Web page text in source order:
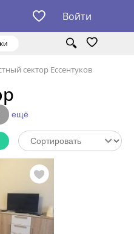
Войти
сектор Ессентуков
ещё